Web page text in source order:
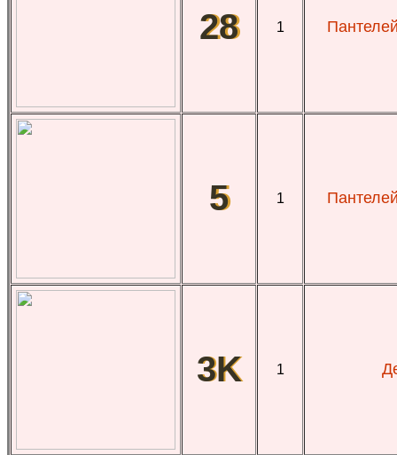
28 1
5 1
3K 1